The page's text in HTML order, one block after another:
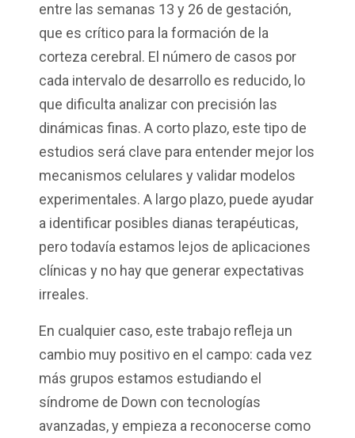
entre las semanas 13 y 26 de gestación,
que es crítico para la formación de la
corteza cerebral. El número de casos por
cada intervalo de desarrollo es reducido, lo
que dificulta analizar con precisión las
dinámicas finas. A corto plazo, este tipo de
estudios será clave para entender mejor los
mecanismos celulares y validar modelos
experimentales. A largo plazo, puede ayudar
a identificar posibles dianas terapéuticas,
pero todavía estamos lejos de aplicaciones
clínicas y no hay que generar expectativas
irreales.
En cualquier caso, este trabajo refleja un
cambio muy positivo en el campo: cada vez
más grupos estamos estudiando el
síndrome de Down con tecnologías
avanzadas, y empieza a reconocerse como